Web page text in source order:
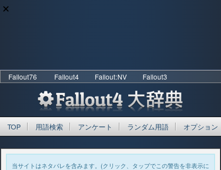
Fallout76 Fallout4 Fallout:NV Fallout3
TOP 用語検索 アンケート ランダム用語 オプション
当サイトはネタバレを含みます。(クリック、タップでこの警告を非表示に